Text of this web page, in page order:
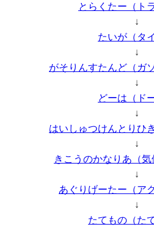
とらくたー（ト
↓
たいが（タ
↓
がそりんすたんど（ガ
↓
どーは（ド
↓
はいしゅつけんとりひ
↓
きこうのかなりあ（気
↓
あぐりげーたー（ア
↓
たてもの（た